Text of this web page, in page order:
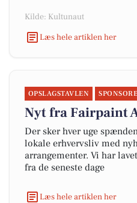
Kilde: Kultunaut
Læs hele artiklen her
OPSLAGSTAVLEN
Nyt fra Fairpaint
Der sker hver uge
lokale erhvervsliv med
arrangementer. Vi har
fra de seneste dage
Læs hele artiklen her